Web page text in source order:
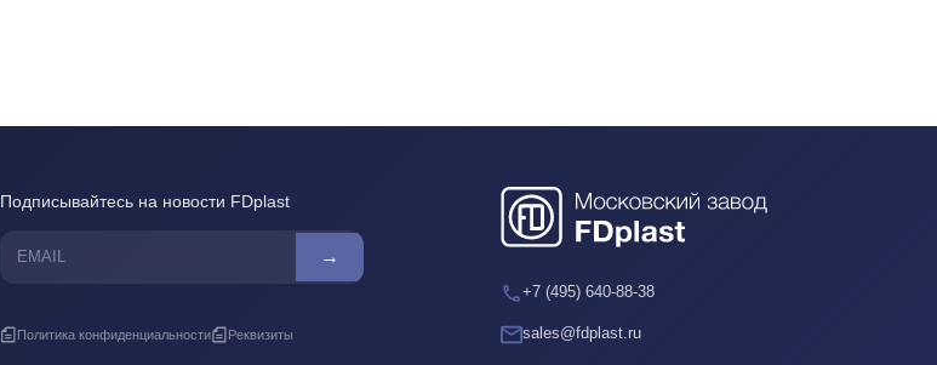
Подписывайтесь на новости FDplast
→
Политика конфиденциальности Реквизиты
+7 (495) 640-88-38
sales@fdplast.ru